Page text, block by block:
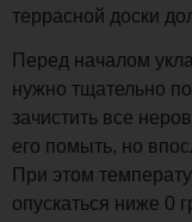
террасной доски
Перед началом
нужно тщательно
зачистить все
его помыть, но
При этом
опускаться ниже 0